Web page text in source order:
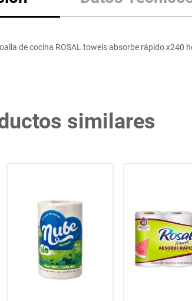
de cocina ROSAL towels absorbe rápido x240
similares